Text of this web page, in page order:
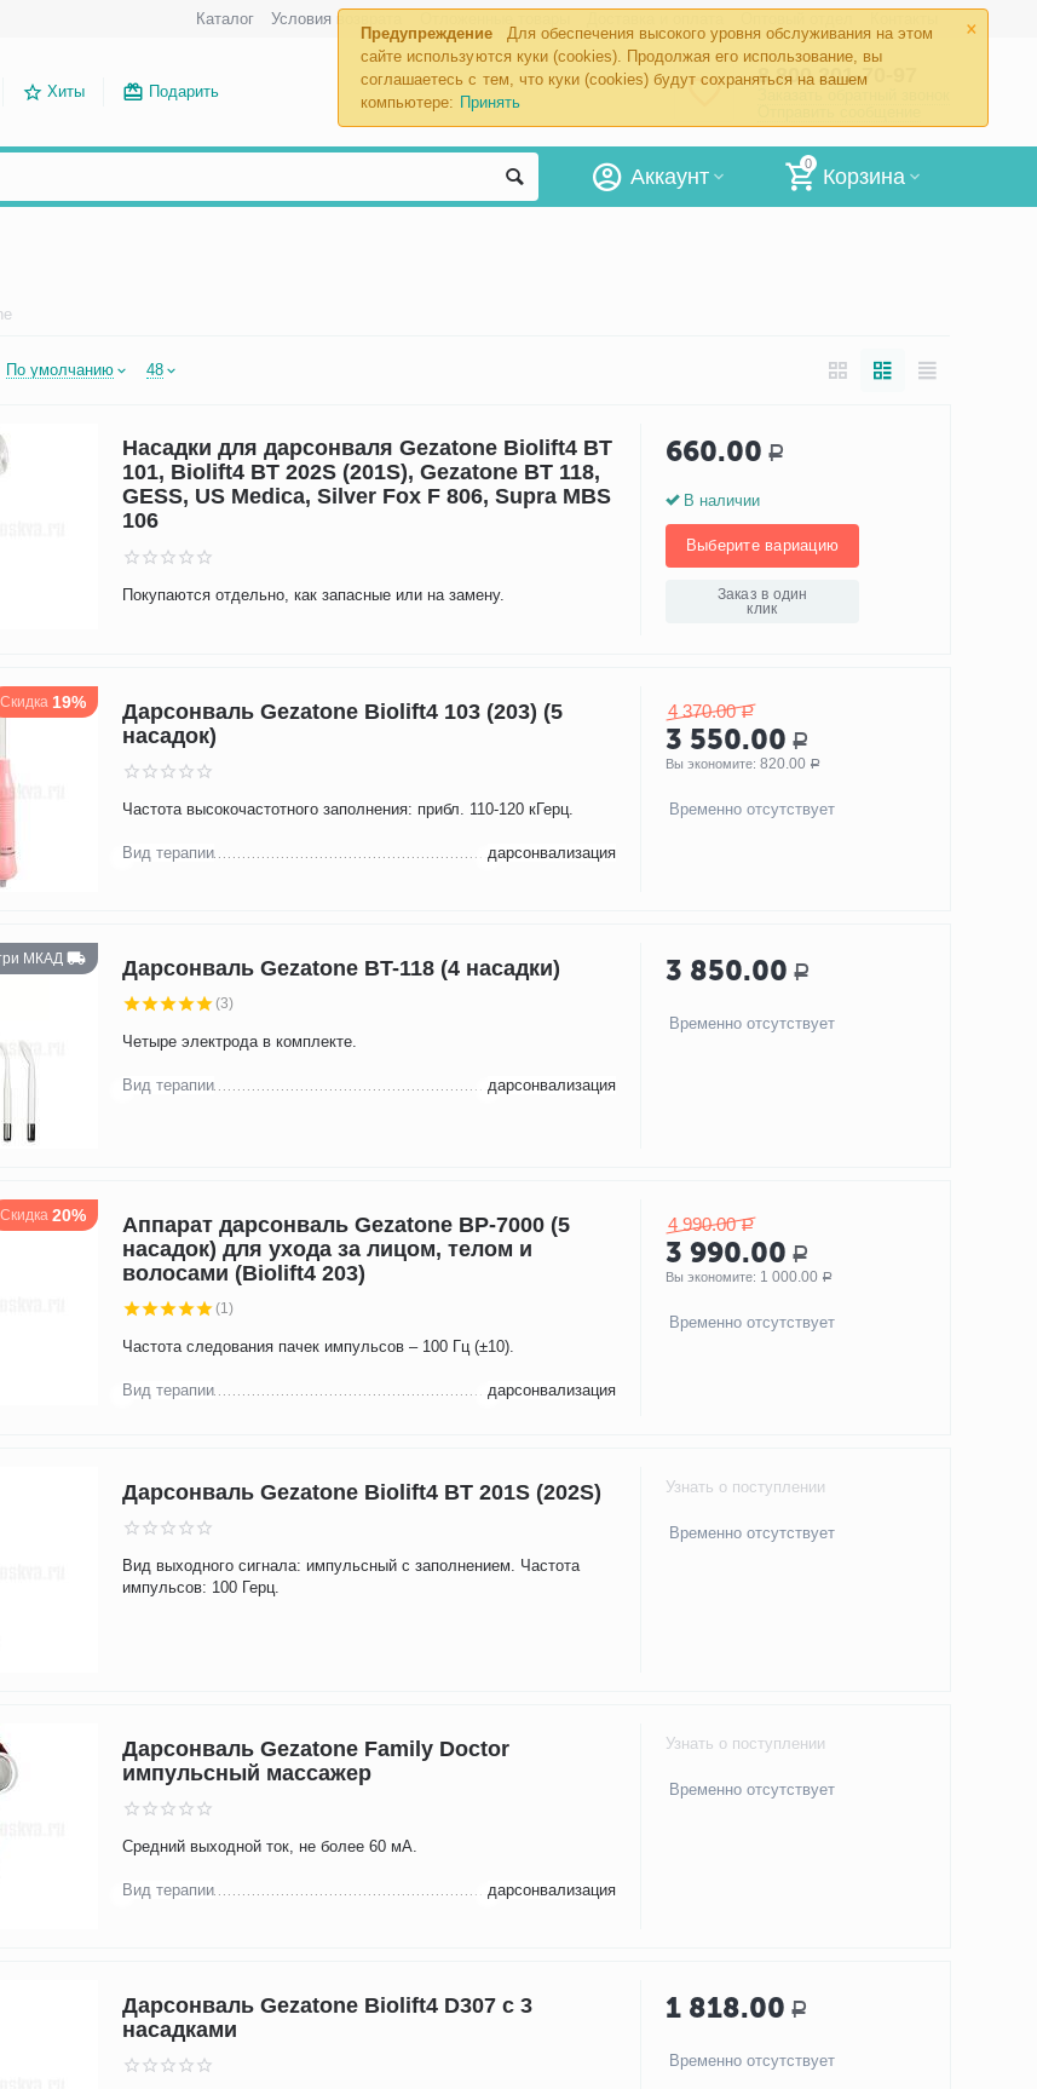
×
Предупреждение
Для обеспечения высокого уровня обслуживания на этом
сайте используются куки (cookies). Продолжая его использование, вы
соглашаетесь с тем, что куки (cookies) будут сохраняться на вашем
компьютере: Принять
Каталог Условия возврата
Хиты Подарить
8 800 201-70-97
0
Корзина
Аккаунт
По умолчанию 48
Насадки для дарсонваля Gezatone Biolift4 BT
101, Biolift4 BT 202S (201S), Gezatone BT 118,
GESS, US Medica, Silver Fox F 806, Supra MBS
106
Покупаются отдельно, как запасные или на замену.
660.00 Р
В наличии
Выберите вариацию
Заказ в один
клик
Скидка 19%
Дарсонваль Gezatone Biolift4 103 (203) (5
насадок)
Частота высокочастотного заполнения: прибл. 110-120 кГерц.
Вид терапии дарсонвализация
4 370.00 Р
3 550.00 Р
Вы экономите: 820.00 Р
Временно отсутствует
МКАД Дарсонваль Gezatone BT-118 (4 насадки)
(3)
Четыре электрода в комплекте.
Вид терапии дарсонвализация
3 850.00 Р
Временно отсутствует
Скидка 20%
Аппарат дарсонваль Gezatone BP-7000 (5
насадок) для ухода за лицом, телом и
волосами (Biolift4 203)
(1)
Частота следования пачек импульсов – 100 Гц (±10).
Вид терапии дарсонвализация
4 990.00 Р
3 990.00 Р
Вы экономите: 1 000.00 Р
Временно отсутствует
Дарсонваль Gezatone Biolift4 BT 201S (202S)
Вид выходного сигнала: импульсный с заполнением. Частота
импульсов: 100 Герц.
Узнать о поступлении
Временно отсутствует
Дарсонваль Gezatone Family Doctor
импульсный массажер
Средний выходной ток, не более 60 мА.
Вид терапии дарсонвализация
Узнать о поступлении
Временно отсутствует
Дарсонваль Gezatone Biolift4 D307 с 3
насадками
1 818.00 Р
Временно отсутствует